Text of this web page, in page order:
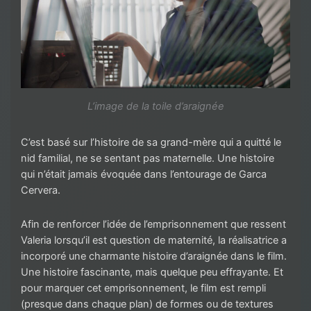
L’image de la toile d’araignée
C’est basé sur l’histoire de sa grand-mère qui a quitté le
nid familial, ne se sentant pas maternelle. Une histoire
qui n’était jamais évoquée dans l’entourage de Garca
Cervera.
Afin de renforcer l’idée de l’emprisonnement que ressent
Valeria lorsqu’il est question de maternité, la réalisatrice a
incorporé une charmante histoire d’araignée dans le film.
Une histoire fascinante, mais quelque peu effrayante. Et
pour marquer cet emprisonnement, le film est rempli
(presque dans chaque plan) de formes ou de textures